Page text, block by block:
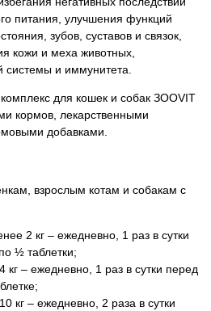
питания, улучшения функций
зубов, суставов и связок,
кожи и меха животных,
системы и иммунитета.
для кошек и собак ЗООVIT
кормов, лекарственными
добавками.
взрослым котам и собакам с
2 кг – ежедневно, 1 раз в сутки
½ таблетки;
– ежедневно, 1 раз в сутки перед
кг – ежедневно, 2 раза в сутки